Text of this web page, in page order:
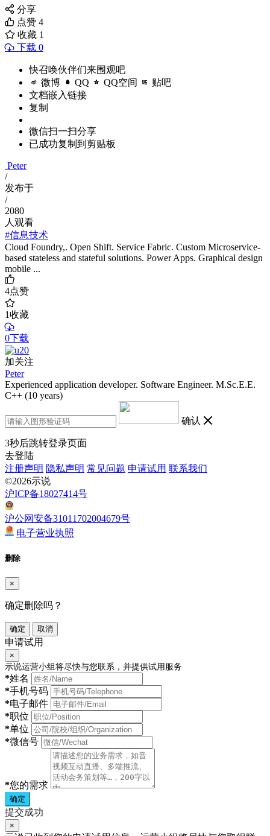
分享
点赞 4
收藏 1
下载 0
快召唤伙伴们来围观吧
微博 QQ QQ空间 贴吧
文档嵌入链接
复制
微信扫一扫分享
已成功复制到剪贴板
Peter
/
发布于
/
2080
人观看
#信息技术
Cloud Foundry,. Open Shift. Service Fabric. Custom Microservice-
based stateless and stateful solutions. Power Apps. Graphical design
mobile ...
4点赞
1收藏
0下载
加关注
Peter
Experienced application developer. Software Engineer. M.Sc.E.E.
C++ (10 years)
确认
3秒后跳转登录页面
去登陆
注册声明 隐私声明 常见问题 申请试用 联系我们
©2026示说
沪ICP备18027414号
沪公网安备31011702004679号
电子营业执照
删除
×
确定删除吗？
确定 取消
申请试用
×
示说运营小组将尽快与您联系，并提供试用服务
*姓名
*手机号码
*电子邮件
*职位
*单位
*微信号
*您的需求
确定
提交成功
×